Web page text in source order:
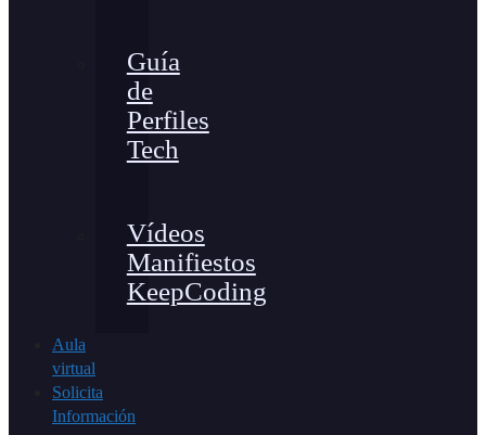
Guía
de
Perfiles
Tech
Vídeos
Manifiestos
KeepCoding
Aula
virtual
Solicita
Información